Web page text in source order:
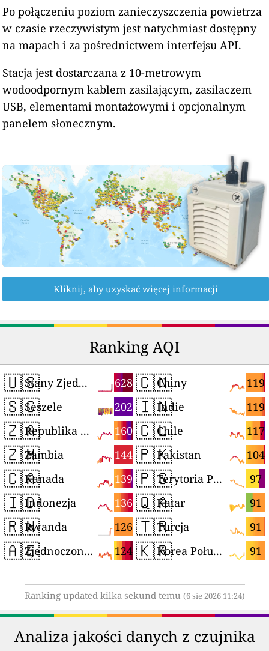
Po połączeniu poziom zanieczyszczenia powietrza
w czasie rzeczywistym jest natychmiast dostępny
na mapach i za pośrednictwem interfejsu API.
Stacja jest dostarczana z 10-metrowym
wodoodpornym kablem zasilającym, zasilaczem
USB, elementami montażowymi i opcjonalnym
panelem słonecznym.
Kliknij, aby uzyskać więcej informacji
Ranking AQI
🇺🇸 628
Stany Zjednoczone
🇸🇨 202
Seszele
🇿🇦 160
Republika Południowej Afryki
🇿🇲 144
Zambia
🇨🇦 139
Kanada
🇮🇩 136
Indonezja
🇷🇼 126
Rwanda
🇦🇪 124
Zjednoczone Emiraty Arabskie
🇨🇳 119
Chiny
🇮🇳 119
Indie
🇨🇱 117
Chile
🇵🇰 104
Pakistan
🇵🇸 97
Terytoria Palestyńskie
🇶🇦 91
Katar
🇹🇷 91
Turcja
🇰🇷 91
Korea Południowa
Ranking updated kilka sekund temu (6 sie 2026 11:24)
Analiza jakości danych z czujnika